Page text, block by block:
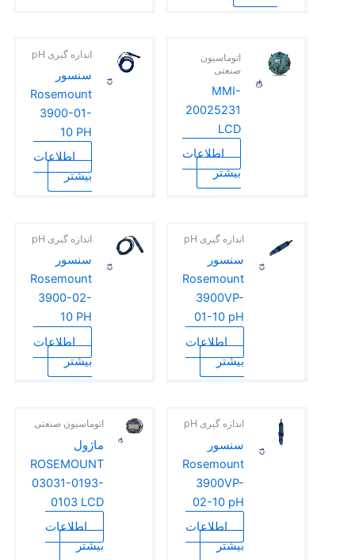
اتوماسیون
صنعتی
MMI-
20025231
LCD
اطلاعات
بیشتر
اندازه گیری pH
سنسور
Rosemount
3900-01-
10 PH
اطلاعات
بیشتر
اندازه گیری pH
سنسور
Rosemount
3900VP-
01-10 pH
اطلاعات
بیشتر
اندازه گیری pH
سنسور
Rosemount
3900-02-
10 PH
اطلاعات
بیشتر
اندازه گیری pH
سنسور
Rosemount
3900VP-
02-10 pH
اطلاعات
بیشتر
اتوماسیون صنعتی
ماژول
ROSEMOUNT
03031-0193-
0103 LCD
اطلاعات
بیشتر